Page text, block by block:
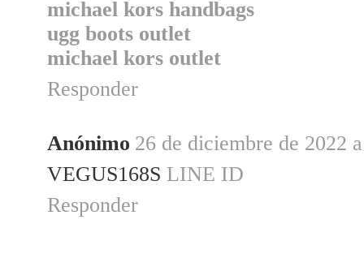
michael kors handbags
ugg boots outlet
michael kors outlet
Responder
Anónimo 26 de diciembre de 2022
VEGUS168S LINE ID
Responder